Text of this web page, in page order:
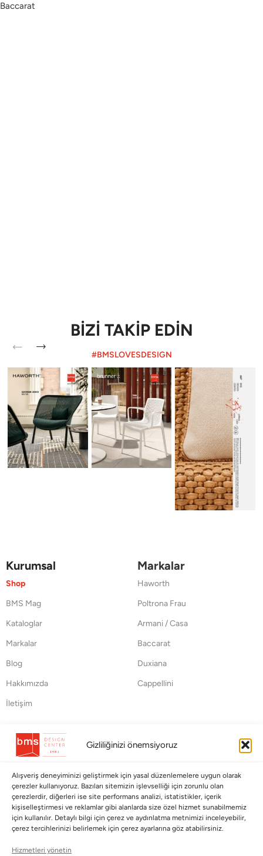
Gizliliğinizi önemsiyoruz
Alışveriş deneyiminizi geliştirmek için yasal düzenlemelere uygun olarak
çerezler kullanıyoruz. Bazıları sitemizin işlevselliği için zorunlu olan
çerezlerdir, diğerleri ise site performans analizi, istatistikler, içerik
kişiselleştirmesi ve reklamlar gibi alanlarda size özel hizmet sunabilmemiz
için kullanılır. Detaylı bilgi için çerez ve aydınlatma metnimizi inceleyebilir,
çerez tercihlerinizi belirlemek için çerez ayarlarına göz atabilirsiniz.
Hizmetleri yönetin
Baccarat
BİZİ TAKİP EDİN
#BMSLOVESDESIGN
Kurumsal
Shop
BMS Mag
Kataloglar
Markalar
Blog
Hakkımızda
İletişim
Markalar
Haworth
Poltrona Frau
Armani / Casa
Baccarat
Duxiana
Cappellini
Koleksiyonlar
Babalar Günü
Anneler Günü
Sevgililer Günü
Saraylardan Evinize
Wedding
Pet Collection
Ödeme Seçenekleri
Kargolama ve Teslimat
Garanti Şartları
İade Politikası
Kullanım Koşulları